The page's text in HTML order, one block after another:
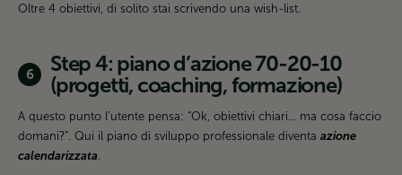
Oltre 4 obiettivi, di solito stai scrivendo una wish-list.
Step 4: piano d’azione 70-20-10
(progetti, coaching, formazione)
A questo punto l’utente pensa: “Ok, obiettivi chiari… ma cosa faccio
domani?”. Qui il piano di sviluppo professionale diventa azione
calendarizzata.